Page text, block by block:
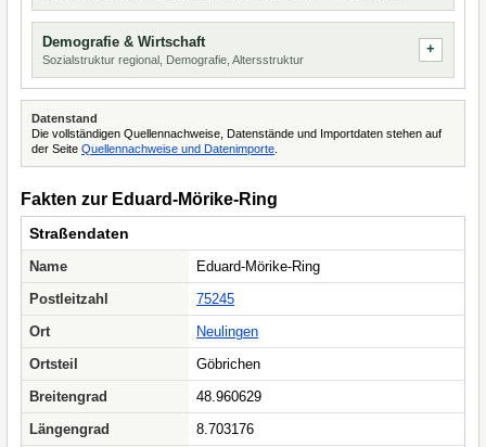
Demografie & Wirtschaft
Sozialstruktur regional, Demografie, Altersstruktur
Datenstand
Die vollständigen Quellennachweise, Datenstände und Importdaten stehen auf
der Seite Quellennachweise und Datenimporte
Fakten zur Eduard-Mörike-Ring
Straßendaten
Name
Eduard-Mörike-Ring
Postleitzahl
75245
Ort
Neulingen
Ortsteil
Göbrichen
Breitengrad
48.960629
Längengrad
8.703176